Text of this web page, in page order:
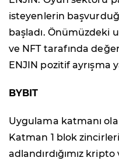
isteyenlerin
başladı. Önümüzdeki
ve NFT tarafında
ENJIN pozitif ayrışma
BYBIT
Uygulama katmanı
Katman 1 blok
adlandırdığımız kripto